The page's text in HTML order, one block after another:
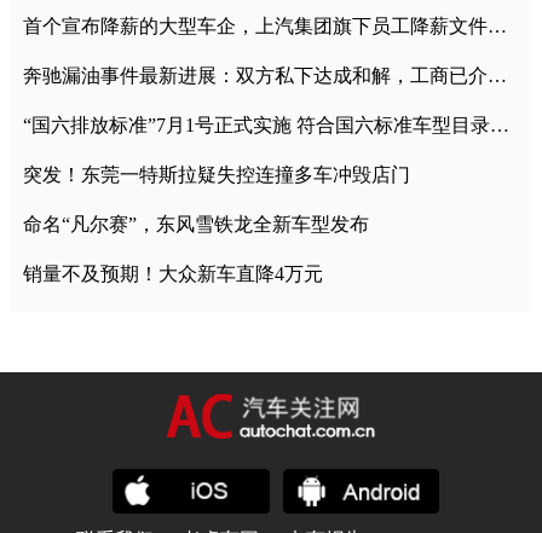
首个宣布降薪的大型车企，上汽集团旗下员工降薪文件曝光
奔驰漏油事件最新进展：双方私下达成和解，工商已介入调查
“国六排放标准”7月1号正式实施 符合国六标准车型目录一览
突发！东莞一特斯拉疑失控连撞多车冲毁店门
命名“凡尔赛”，东风雪铁龙全新车型发布
销量不及预期！大众新车直降4万元